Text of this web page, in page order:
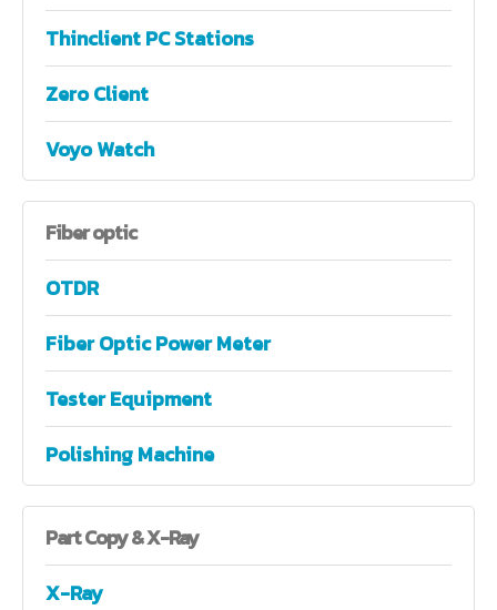
Thinclient PC Stations
Zero Client
Voyo Watch
Fiberoptic
OTDR
Fiber Optic Power Meter
Tester Equipment
Polishing Machine
PartCopy & X-Ray
X-Ray